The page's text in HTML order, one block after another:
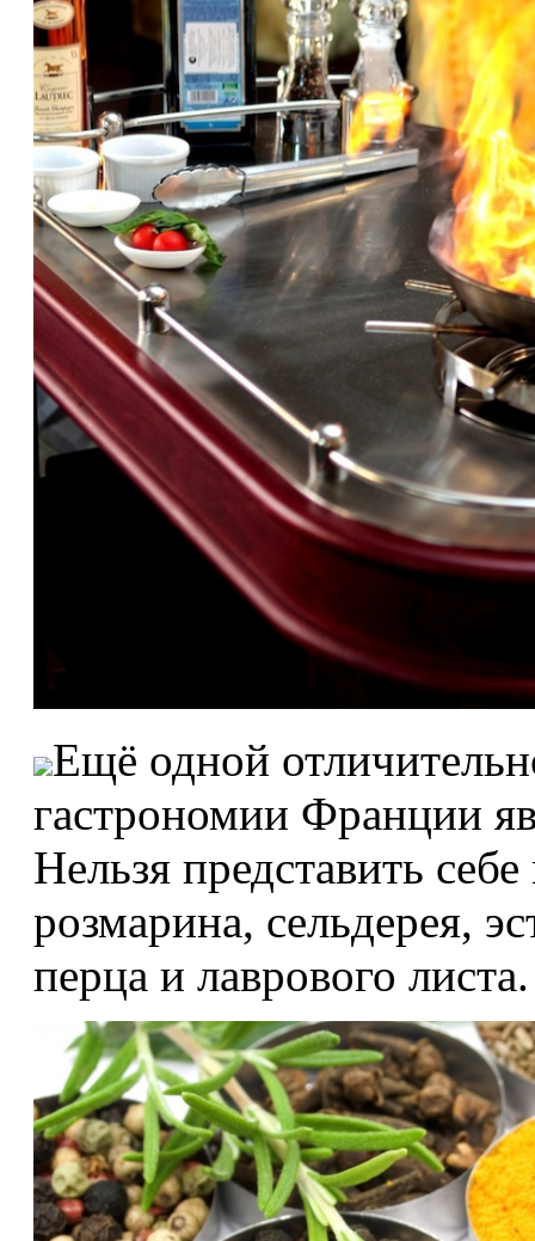
Ещё одной
гастрономии Франции
Нельзя представить
розмарина, сельдерея,
перца и лаврового листа.